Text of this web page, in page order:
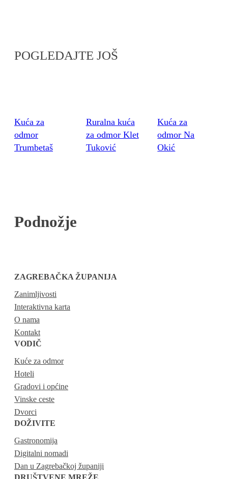
POGLEDAJTE JOŠ
Kuća za
odmor
Trumbetaš
Ruralna kuća
za odmor Klet
Tuković
Kuća za
odmor Na
Okić
Podnožje
ZAGREBAČKA ŽUPANIJA
Zanimljivosti
Interaktivna karta
O nama
Kontakt
VODIČ
Kuće za odmor
Hoteli
Gradovi i općine
Vinske ceste
Dvorci
DOŽIVITE
Gastronomija
Digitalni nomadi
Dan u Zagrebačkoj županiji
DRUŠTVENE MREŽE